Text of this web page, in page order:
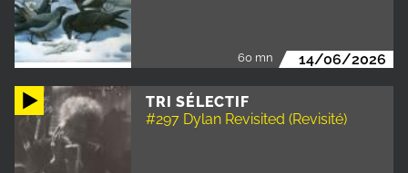
60 mn 14/06/2026
TRI SÉLECTIF
#297 Dylan Revisited (Revisité)